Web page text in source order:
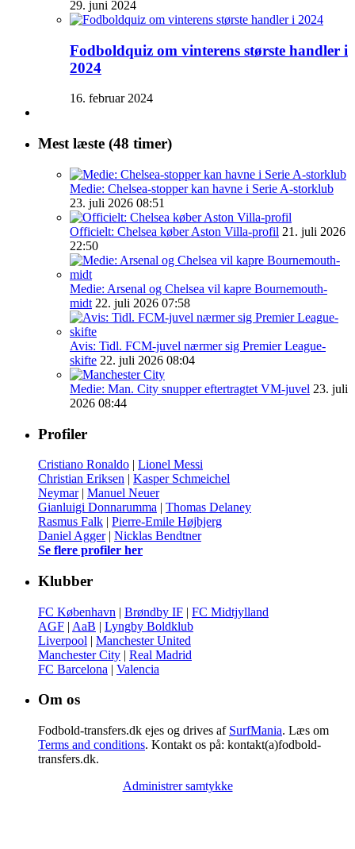
29. juni 2024
Fodboldquiz om vinterens største handler i
2024
16. februar 2024
Mest læste (48 timer)
Medie: Chelsea-stopper kan havne i Serie A-storklub
23. juli 2026 08:51
Officielt: Chelsea køber Aston Villa-profil 21. juli 2026
22:50
Medie: Arsenal og Chelsea vil kapre Bournemouth-
midt 22. juli 2026 07:58
Avis: Tidl. FCM-juvel nærmer sig Premier League-
skifte 22. juli 2026 08:04
Medie: Man. City snupper eftertragtet VM-juvel 23. juli
2026 08:44
Profiler
Cristiano Ronaldo | Lionel Messi
Christian Eriksen | Kasper Schmeichel
Neymar| Manuel Neuer
Gianluigi Donnarumma | Thomas Delaney
Rasmus Falk | Pierre-Emile Højbjerg
Daniel Agger| Nicklas Bendtner
Se flere profiler her
Klubber
FC København | Brøndby IF | FC Midtjylland
AGF | AaB | Lyngby Boldklub
Liverpool | Manchester United
Manchester City | Real Madrid
FC Barcelona | Valencia
Om os
Fodbold-transfers.dk ejes og drives af SurfMania. Læs om
Terms and conditions. Kontakt os på: kontakt(a)fodbold-
transfers.dk.
Administrer samtykke